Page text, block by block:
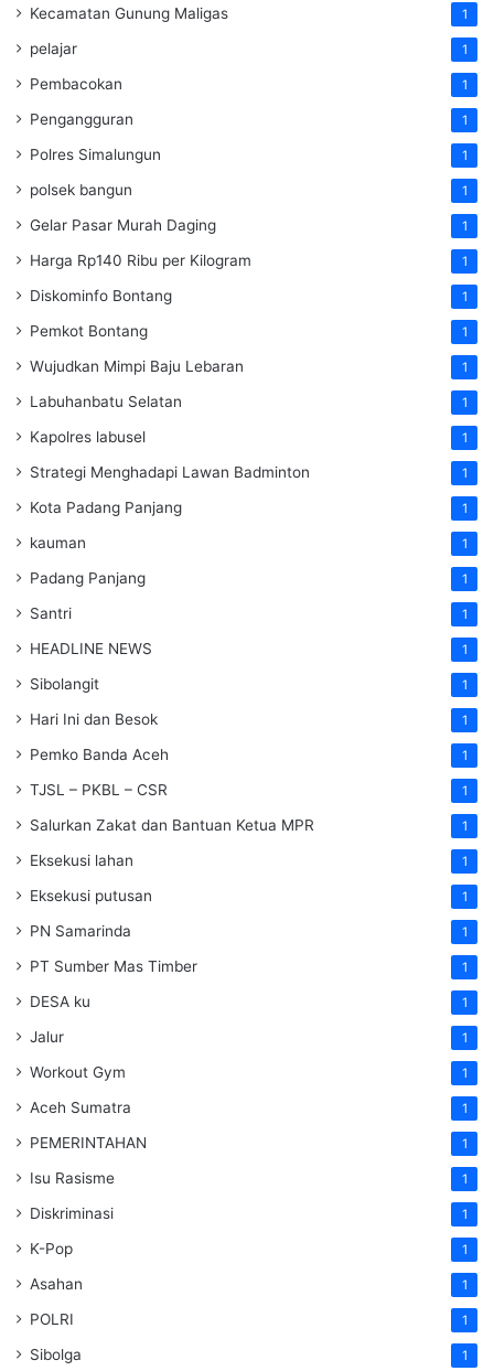
Kecamatan Gunung Maligas 1
pelajar 1
Pembacokan 1
Pengangguran 1
Polres Simalungun 1
polsek bangun 1
Gelar Pasar Murah Daging 1
Harga Rp140 Ribu per Kilogram 1
Diskominfo Bontang 1
Pemkot Bontang 1
Wujudkan Mimpi Baju Lebaran 1
Labuhanbatu Selatan 1
Kapolres labusel 1
Strategi Menghadapi Lawan Badminton 1
Kota Padang Panjang 1
kauman 1
Padang Panjang 1
Santri 1
HEADLINE NEWS 1
Sibolangit 1
Hari Ini dan Besok 1
Pemko Banda Aceh 1
TJSL – PKBL – CSR 1
Salurkan Zakat dan Bantuan Ketua MPR 1
Eksekusi lahan 1
Eksekusi putusan 1
PN Samarinda 1
PT Sumber Mas Timber 1
DESA ku 1
Jalur 1
Workout Gym 1
Aceh Sumatra 1
PEMERINTAHAN 1
Isu Rasisme 1
Diskriminasi 1
K-Pop 1
Asahan 1
POLRI 1
Sibolga 1